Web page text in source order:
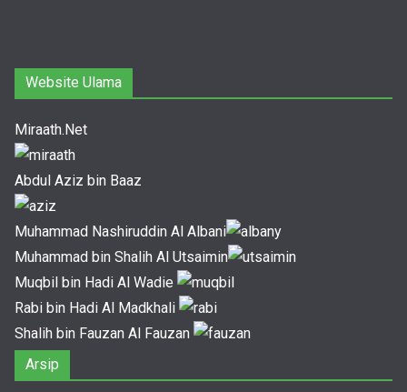
Website Ulama
Miraath.Net
Abdul Aziz bin Baaz
Muhammad Nashiruddin Al Albani
Muhammad bin Shalih Al Utsaimin
Muqbil bin Hadi Al Wadie
Rabi bin Hadi Al Madkhali
Shalih bin Fauzan Al Fauzan
Arsip